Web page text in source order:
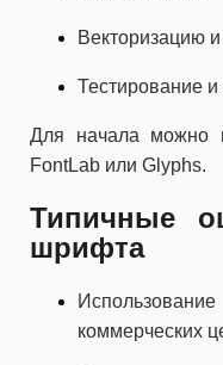
Векторизацию
Тестирование
Для начала можно
FontLab или Glyphs.
Типичные
шрифта
коммерческих